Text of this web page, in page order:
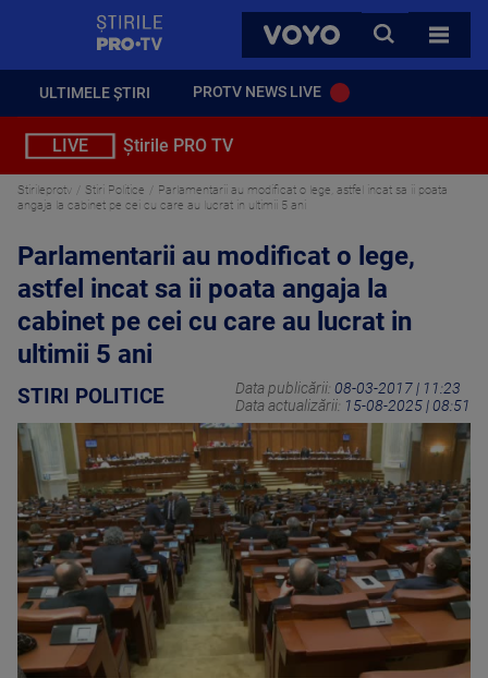
VOYO
CAUTA
TOATE
ULTIMELE ȘTIRI PROTV NEWS LIVE
LIVE Știrile PRO TV
Stirileprotv Stiri Politice
Parlamentarii au modificat o lege, astfel incat sa ii poata
angaja la cabinet pe cei cu care au lucrat in ultimii 5 ani
Parlamentarii au modificat o lege,
astfel incat sa ii poata angaja la
cabinet pe cei cu care au lucrat in
ultimii 5 ani
STIRI POLITICE Data publicării: 08-03-2017 | 11:23
Data actualizării: 15-08-2025 | 08:51